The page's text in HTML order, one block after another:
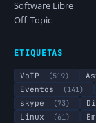
Software Libre
Off-Topic
ETIQUETAS
VoIP (519)
Eventos
(141)
skype
(73)
Linux
(61)